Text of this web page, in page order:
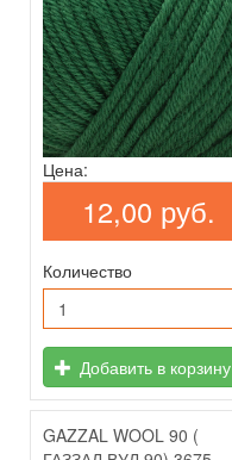
Цена:
12,00 руб.
Количество
Добавить в корзину
GAZZAL WOOL 90 (